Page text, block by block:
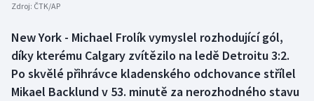
Biatlon
Boby a skeleton
Box
Aplikace ČT sport
AZ kvíz
Zdroj: ČTK/AP
New York - Michael Frolík vymyslel rozhodující gól,
díky kterému Calgary zvítězilo na ledě Detroitu 3:2.
Po skvělé přihrávce kladenského odchovance střílel
Mikael Backlund v 53. minutě za nerozhodného stavu